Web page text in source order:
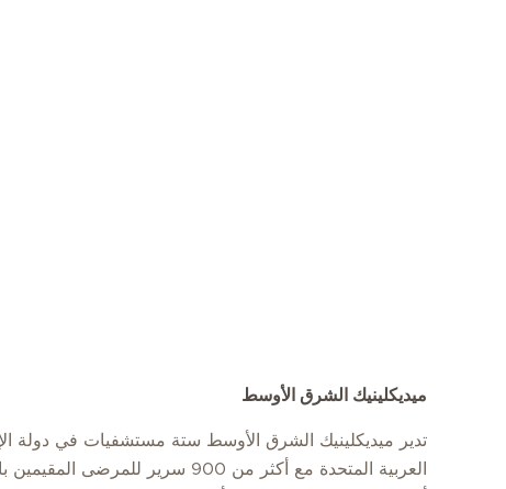
ميديكلينيك الشرق الأوسط
تدير ميديكلينيك الشرق الأوسط ستة مستشفيات في دولة
العربية المتحدة مع أكثر من 900 سرير للمرضى